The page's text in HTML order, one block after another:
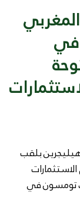
في
بيورن هيليجرين بلقب
تومسون في